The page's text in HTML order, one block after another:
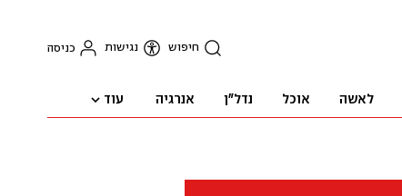
חיפוש נגישות כניסה
לאשה אוכל נדל"ן אנרגיה עוד